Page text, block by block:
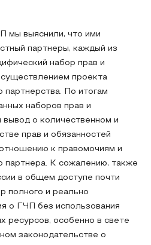
мы выяснили, что ими
партнеры, каждый из
набор прав и
проекта
партнерства. По итогам
наборов прав и
о количественном и
прав и обязанностей
к правомочиям и
партнера. К сожалению, также
в общем доступе почти
полного и реально
о ГЧП без использования
ресурсов, особенно в свете
законодательстве о